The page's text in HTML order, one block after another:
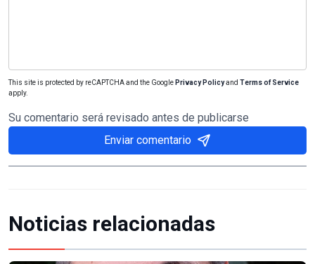
This site is protected by reCAPTCHA and the Google Privacy Policyand Terms of Service
apply.
Su comentario será revisado antes de publicarse
Enviar comentario
Noticias relacionadas